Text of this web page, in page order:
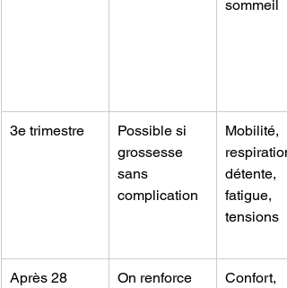
sommeil
3e trimestre
Possible si
grossesse
sans
complication
Mobilité,
détente,
fatigue,
tensions
Après 28
On renforce
Confort,